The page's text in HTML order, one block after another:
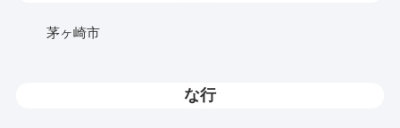
茅ヶ崎市
な行